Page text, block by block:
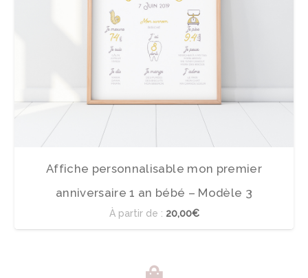
Affiche personnalisable mon premier
anniversaire 1 an bébé – Modèle 3
À partir de : 20,00€